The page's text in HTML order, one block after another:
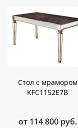
Стол с мрамором
KFC1152E7B
от 114 800 руб.